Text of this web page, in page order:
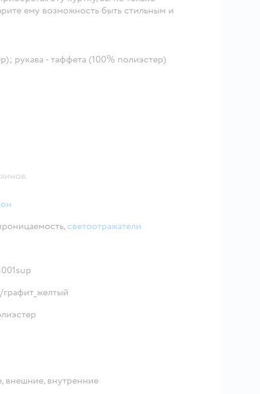
ему возможность быть стильным и
рукава - таффета (100% полиэстер)
светоотражатели
внешние, внутренние